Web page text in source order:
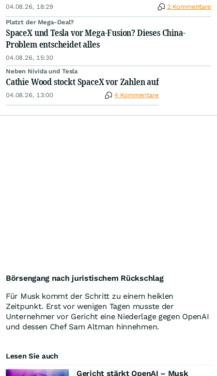
04.08.26, 18:29 2 Kommentare
Platzt der Mega-Deal?
SpaceX und Tesla vor Mega-Fusion? Dieses China-
Problem entscheidet alles
04.08.26, 15:30
Neben Nivida und Tesla
Cathie Wood stockt SpaceX vor Zahlen auf
04.08.26, 13:00 4 Kommentare
Börsengang nach juristischem Rückschlag
Für Musk kommt der Schritt zu einem heiklen
Zeitpunkt. Erst vor wenigen Tagen musste der
Unternehmer vor Gericht eine Niederlage gegen OpenAI
und dessen Chef Sam Altman hinnehmen.
Lesen Sie auch
Gericht stärkt OpenAI – Musk